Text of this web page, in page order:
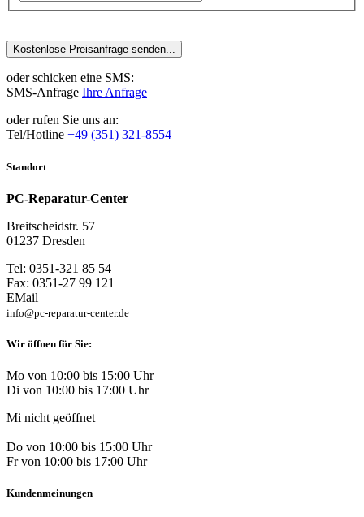
oder schicken eine SMS:
SMS-Anfrage Ihre Anfrage
oder rufen Sie uns an:
Tel/Hotline +49 (351) 321-8554
Standort
PC-Reparatur-Center
Breitscheidstr. 57
01237 Dresden
Tel: 0351-321 85 54
Fax: 0351-27 99 121
EMail
info@pc-reparatur-center.de
Wir öffnen für Sie:
Mo von 10:00 bis 15:00 Uhr
Di von 10:00 bis 17:00 Uhr
Mi nicht geöffnet
Do von 10:00 bis 15:00 Uhr
Fr von 10:00 bis 17:00 Uhr
Kundenmeinungen